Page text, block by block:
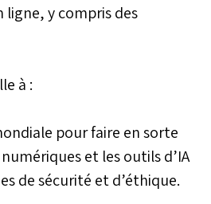
ligne, y compris des
à :
pour faire en sorte
et les outils d’IA
de sécurité et d’éthique.